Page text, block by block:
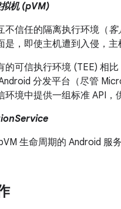
机 (pVM)
不信任的隔离执行环境（客
是，即使主机遭到入侵，主
的可信执行环境 (TEE) 相
分发平台（尽管
环境中提供一组标准 API，
生命周期的 Android 服务